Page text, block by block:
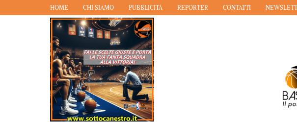
HOME CHI SIAMO PUBBLICITÀ REPORTER CONTATTI